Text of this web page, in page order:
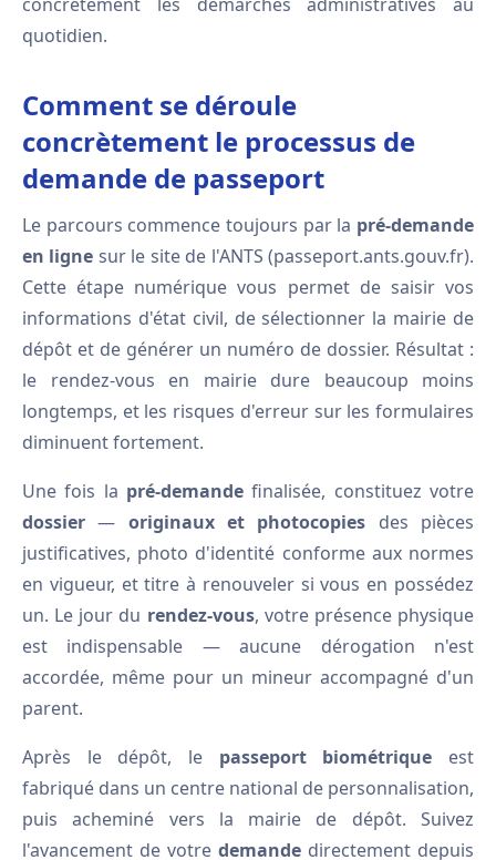
quotidien.
Comment se déroule
concrètement le processus de
demande de passeport
Le parcours commence toujours par la pré-demande
en ligne sur le site de l'ANTS (passeport.ants.gouv.fr).
Cette étape numérique vous permet de saisir vos
informations d'état civil, de sélectionner la mairie de
dépôt et de générer un numéro de dossier. Résultat :
le rendez-vous en mairie dure beaucoup moins
longtemps, et les risques d'erreur sur les formulaires
diminuent fortement.
Une fois la pré-demande finalisée, constituez votre
dossier — originaux et photocopies des pièces
justificatives, photo d'identité conforme aux normes
en vigueur, et titre à renouveler si vous en possédez
un. Le jour du rendez-vous, votre présence physique
est indispensable — aucune dérogation n'est
accordée, même pour un mineur accompagné d'un
parent.
Après le dépôt, le passeport biométrique est
fabriqué dans un centre national de personnalisation,
puis acheminé vers la mairie de dépôt. Suivez
l'avancement de votre demande directement depuis